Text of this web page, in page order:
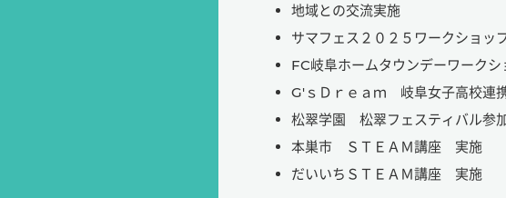
地域との交流実施
サマフェス２０２５ワークショッ
FC岐阜ホームタウンデーワークシ
G'ｓＤｒｅａｍ 岐阜女子高校連
松翠学園 松翠フェスティバル参
本巣市 ＳＴＥＡＭ講座 実施
だいいちＳＴＥＡＭ講座 実施